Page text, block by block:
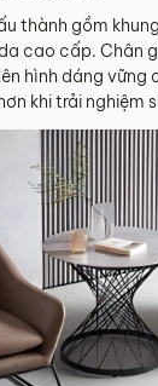
thành gồm
cao cấp. Chân
hình dáng vững
khi trải nghiệm